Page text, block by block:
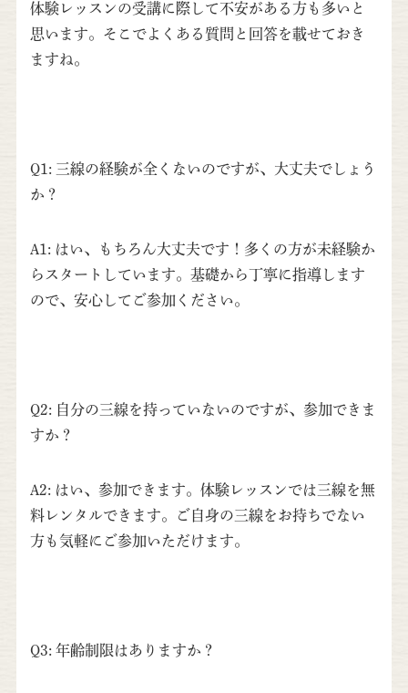
体験レッスンの受講に際して不安がある方も多いと
思います。そこでよくある質問と回答を載せておき
ますね。
Q1: 三線の経験が全くないのですが、大丈夫でしょう
か？
A1: はい、もちろん大丈夫です！多くの方が未経験か
らスタートしています。基礎から丁寧に指導します
ので、安心してご参加ください。
Q2: 自分の三線を持っていないのですが、参加できま
すか？
A2: はい、参加できます。体験レッスンでは三線を無
料レンタルできます。ご自身の三線をお持ちでない
方も気軽にご参加いただけます。
Q3: 年齢制限はありますか？